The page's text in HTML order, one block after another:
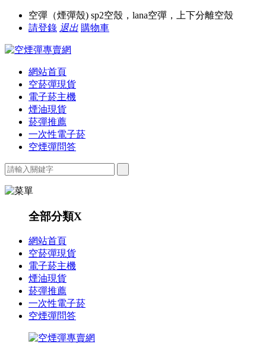
空彈（煙彈殼) sp2空殼，lana空彈，上下分離空殼
請登錄 退出 購物車
網站首頁
空菸彈現貨
電子菸主機
煙油現貨
菸彈推薦
一次性電子菸
空煙彈問答
全部分類X
網站首頁
空菸彈現貨
電子菸主機
煙油現貨
菸彈推薦
一次性電子菸
空煙彈問答